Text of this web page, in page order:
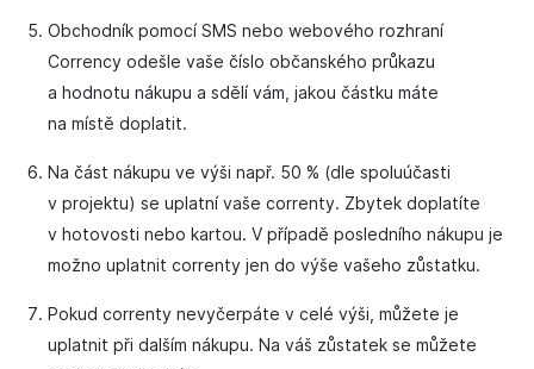
Obchodník pomocí SMS nebo webového rozhraní
Corrency odešle vaše číslo občanského průkazu
a hodnotu nákupu a sdělí vám, jakou částku máte
na místě doplatit.
Na část nákupu ve výši např. 50 % (dle spoluúčasti
v projektu) se uplatní vaše correnty. Zbytek doplatíte
v hotovosti nebo kartou. V případě posledního nákupu je
možno uplatnit correnty jen do výše vašeho zůstatku.
Pokud correnty nevyčerpáte v celé výši, můžete je
uplatnit při dalším nákupu. Na váš zůstatek se můžete